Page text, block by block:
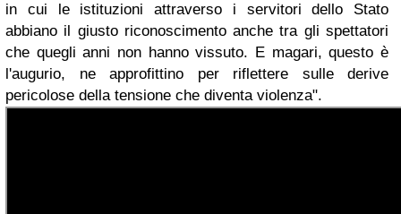
in cui le istituzioni attraverso i servitori dello Stato
abbiano il giusto riconoscimento anche tra gli spettatori
che quegli anni non hanno vissuto. E magari, questo è
l'augurio, ne approfittino per riflettere sulle derive
pericolose della tensione che diventa violenza".